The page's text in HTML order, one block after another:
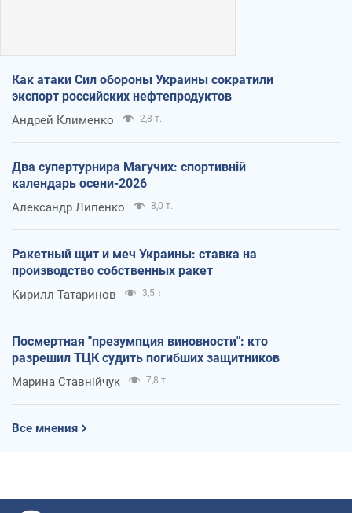
Как атаки Сил обороны Украины сократили
экспорт российских нефтепродуктов
Андрей Клименко 2,8 т.
Два супертурнира Магучих: спортивній
календарь осени-2026
Александр Липенко 8,0 т.
Ракетный щит и меч Украины: ставка на
производство собственных ракет
Кирилл Татаринов 3,5 т.
Посмертная "презумпция виновности": кто
разрешил ТЦК судить погибших защитников
Марина Ставнійчук 7,8 т.
Все мнения